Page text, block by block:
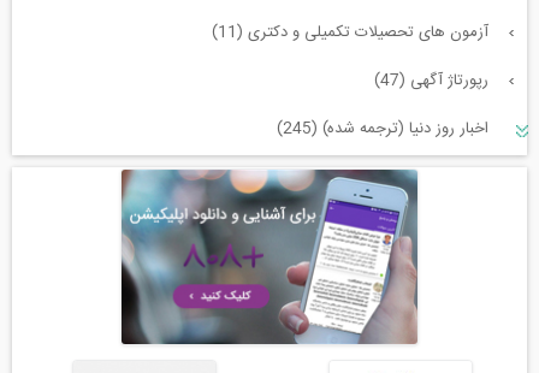
آزمون های تحصیلات تکمیلی و دکتری (11)
رپورتاژ آگهی (47)
اخبار روز دنیا (ترجمه شده) (245)
سازه و زلزله و خاک (225)
مدیریت پروژه (55)
معماری (544)
آب، راه، محیط زیست (91)